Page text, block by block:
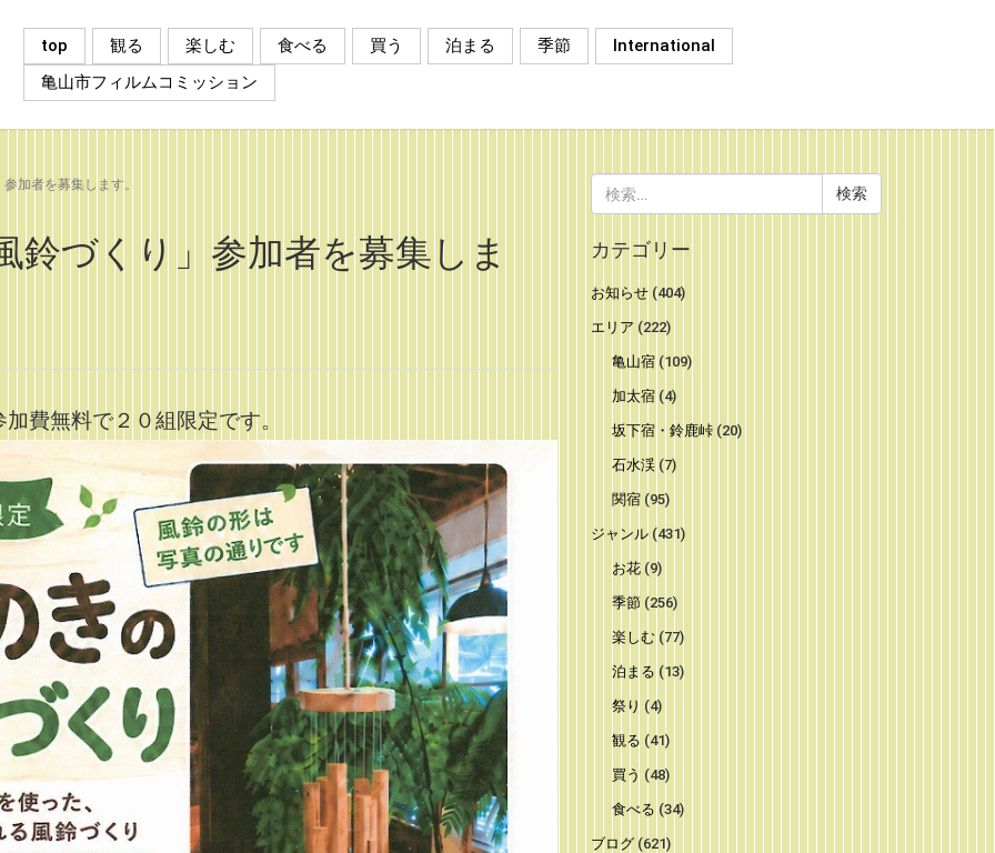
top 観る 楽しむ 食べる 買う 泊まる 季節
International
亀山市フィルムコミッション
加者を募集します。
鈴づくり」参加者を募集しま
費無料で２０組限定です。
索:
カテゴリー
お知らせ(404)
エリア (222)
亀山宿 (109)
加太宿 (4)
坂下宿・鈴鹿峠 (20)
石水渓 (7)
関宿 (95)
ジャンル(431)
お花 (9)
季節 (256)
楽しむ (77)
泊まる (13)
祭り (4)
観る (41)
買う (48)
食べる (34)
ブログ(621)